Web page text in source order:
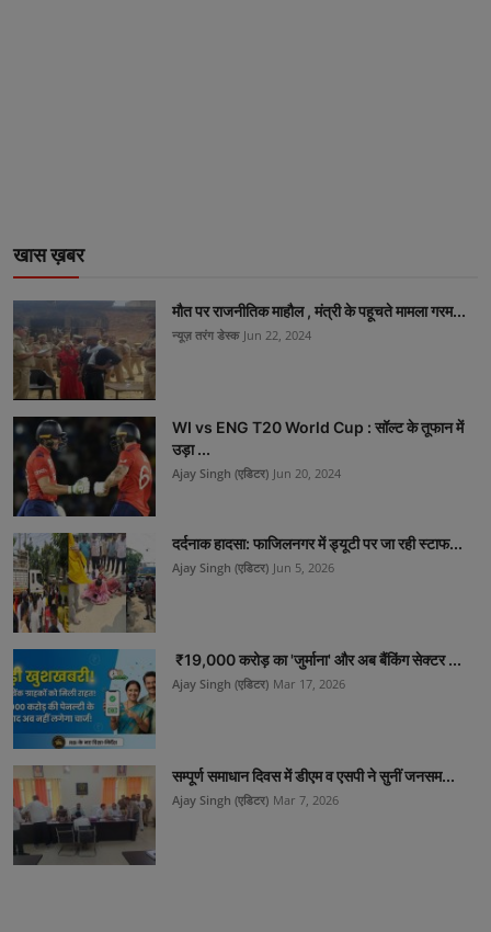
खास ख़बर
मौत पर राजनीतिक माहौल , मंत्री के पहूचते मामला गरम...
न्यूज़ तरंग डेस्क Jun 22, 2024
WI vs ENG T20 World Cup : सॉल्ट के तूफान में
उड़ा ...
Ajay Singh (एडिटर) Jun 20, 2024
दर्दनाक हादसा: फाजिलनगर में ड्यूटी पर जा रही स्टाफ...
Ajay Singh (एडिटर) Jun 5, 2026
₹19,000 करोड़ का 'जुर्माना' और अब बैंकिंग सेक्टर ...
Ajay Singh (एडिटर) Mar 17, 2026
सम्पूर्ण समाधान दिवस में डीएम व एसपी ने सुनीं जनसम...
Ajay Singh (एडिटर) Mar 7, 2026